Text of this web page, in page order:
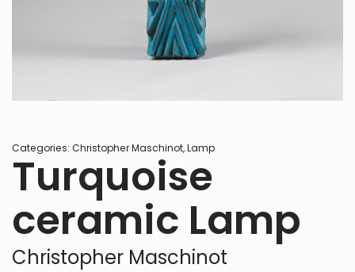
Categories: Christopher Maschinot,Lamp
Turquoise
ceramic Lamp
Christopher Maschinot